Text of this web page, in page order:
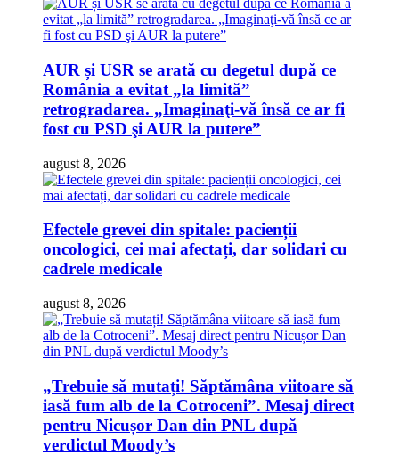
AUR și USR se arată cu degetul după ce
România a evitat „la limită”
retrogradarea. „Imaginaţi-vă însă ce ar fi
fost cu PSD şi AUR la putere”
august 8, 2026
Efectele grevei din spitale: pacienții
oncologici, cei mai afectați, dar solidari cu
cadrele medicale
august 8, 2026
„Trebuie să mutați! Săptămâna viitoare să
iasă fum alb de la Cotroceni”. Mesaj direct
pentru Nicușor Dan din PNL după
verdictul Moody’s